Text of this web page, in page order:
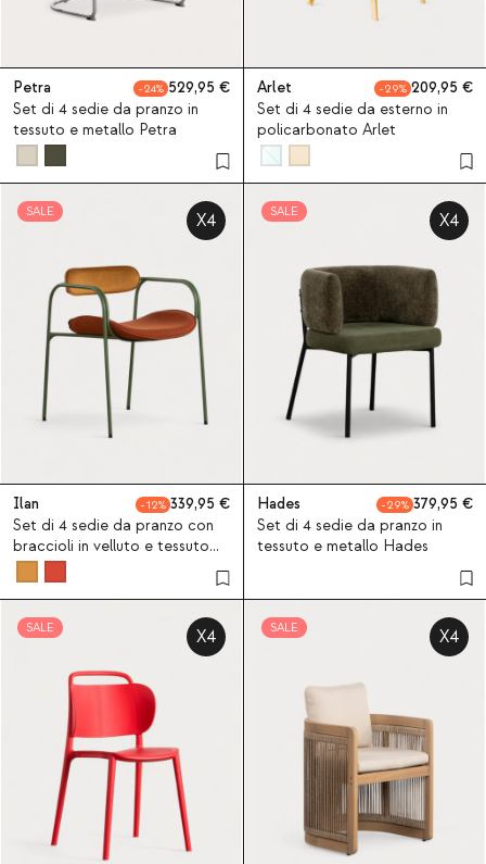
Petra 24
529,95
Set di 4 sedie da pranzo in
tessuto e metallo Petra
Arlet 29
209,95
Set di 4 sedie da esterno in
policarbonato Arlet
SALE X4
Ilan 12
339,95
Set di 4 sedie da pranzo con
braccioli in velluto e tessuto
Ilan
SALE X4
Hades 29
379,95
Set di 4 sedie da pranzo in
tessuto e metallo Hades
SALE X4 SALE X4